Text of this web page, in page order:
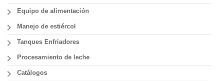
Equipo de alimentación
Manejo de estiércol
Tanques Enfriadores
Procesamiento de leche
Catálogos